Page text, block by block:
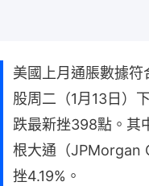
美國上月通脹數據
股周二（1月13日）
跌最新挫398點。其
根大通（JPMorgan
挫4.19%。